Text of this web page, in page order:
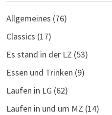
Allgemeines (76)
Classics (17)
Es stand in der LZ (53)
Essen und Trinken (9)
Laufen in LG (62)
Laufen in und um MZ (14)